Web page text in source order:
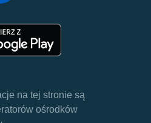
na tej stronie są
ośrodków